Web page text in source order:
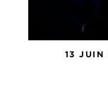
13 JUIN